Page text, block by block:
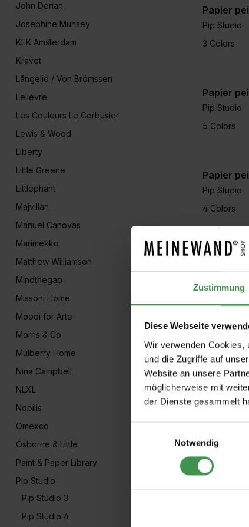
Zustimmung
Diese Webseite
Wir verwenden Cookies,
und die Zugriffe auf
Website an unsere
möglicherweise mit
der Dienste gesammelt
Notwendig
John Derian
Josephine Munsey
KEK Amsterdam
Kravet
Långelid / Von Brömssen
Lelièvre
Les Couleurs Le Corbusier
Lewis & Wood
Liberty
Little Greene
Littlephant
Majvillan
Manuel Canovas
Marimekko
Matthew Williamson
Mindthegap
Missoni Home
Moooi for Arte
Morris & Co
Mulberry Home
Nina Campbell
NLXL
Nobilis
Omexco
Osborne & Little
Paint & Paper Library
Pip Studio
Pip Studio 3
Pip Studio 4
Papier
Pip Studio
3 Colors
Papier
Pip Studio
5 Colors
Papier
Pip Studio
4 Colors
Papier
Pip Studio
1 Colors
1 2